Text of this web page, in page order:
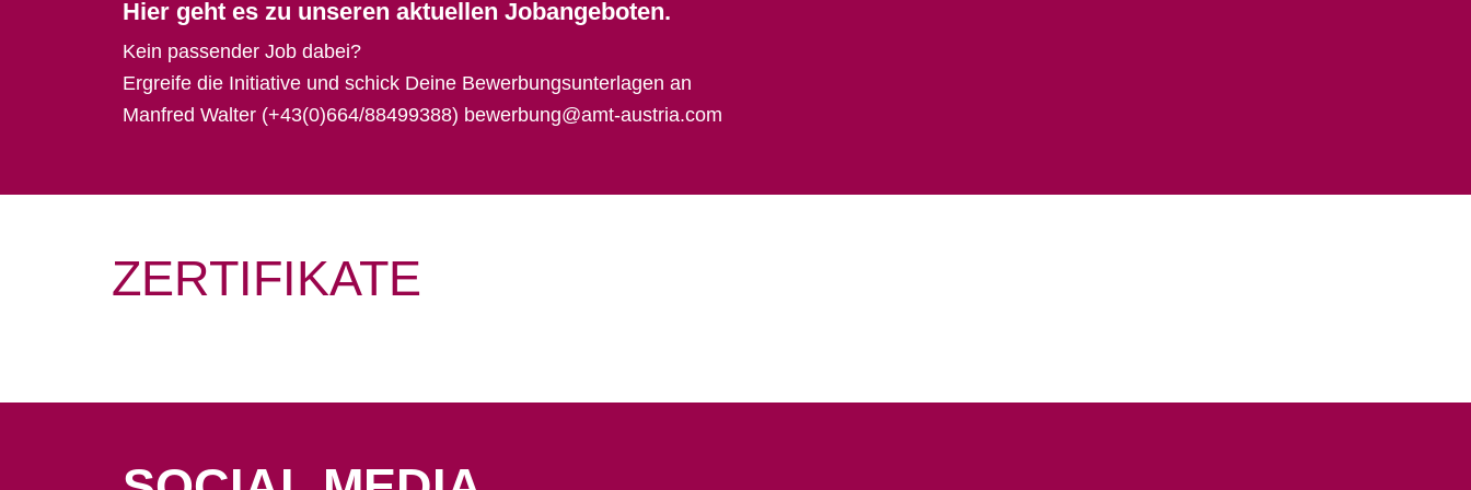
Hier geht es zu unseren aktuellen Jobangeboten.
Kein passender Job dabei?
Ergreife die Initiative und schick Deine Bewerbungsunterlagen an
Manfred Walter (+43(0)664/88499388) bewerbung@amt-austria.com
ZERTIFIKATE